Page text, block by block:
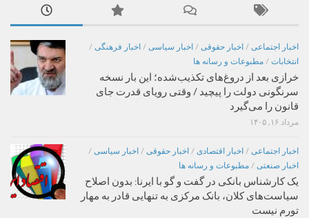
اخبار اجتماعی / اخبار حقوقی / اخبار سیاسی / اخبار فرهنگی /
انتخابات / مطبوعات و رسانه ها
خرازی بعد از دروغ‌های تکذیب‌شده؛ این بار نسخه
سرنگونی دولت را پیچید / وقتی رویای قدرت جای
قانون را می‌گیرد
مرداد ۱۶, ۱۴۰۵
اخبار اجتماعی / اخبار اقتصادی / اخبار حقوقی / اخبار سیاسی /
اخبار صنعتی / مطبوعات و رسانه ها
یک کارشناس بانکی در گفت و گو با ایرنا: بدون اصلاح
سیاست‌های کلان، بانک مرکزی به تنهایی قادر به مهار
تورم نیست